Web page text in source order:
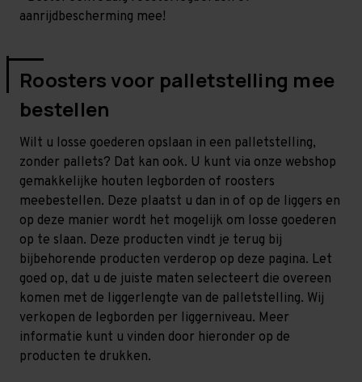
aanrijdbescherming mee!
Roosters voor palletstelling mee
bestellen
Wilt u losse goederen opslaan in een palletstelling,
zonder pallets? Dat kan ook. U kunt via onze webshop
gemakkelijke houten legborden of roosters
meebestellen. Deze plaatst u dan in of op de liggers en
op deze manier wordt het mogelijk om losse goederen
op te slaan. Deze producten vindt je terug bij
bijbehorende producten verderop op deze pagina. Let
goed op, dat u de juiste maten selecteert die overeen
komen met de liggerlengte van de palletstelling. Wij
verkopen de legborden per liggerniveau. Meer
informatie kunt u vinden door hieronder op de
producten te drukken.